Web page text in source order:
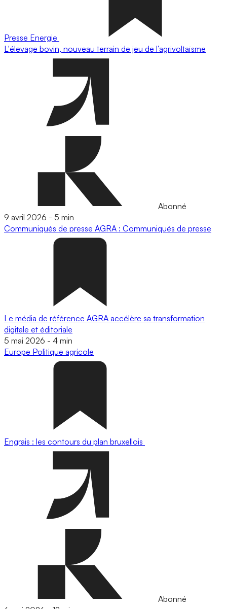
Presse Energie
L'élevage bovin, nouveau terrain de jeu de l’agrivoltaïsme
Abonné
9 avril 2026 - 5 min
Communiqués de presse AGRA : Communiqués de presse
Le média de référence AGRA accélère sa transformation
digitale et éditoriale
5 mai 2026 - 4 min
Europe Politique agricole
Engrais : les contours du plan bruxellois
Abonné